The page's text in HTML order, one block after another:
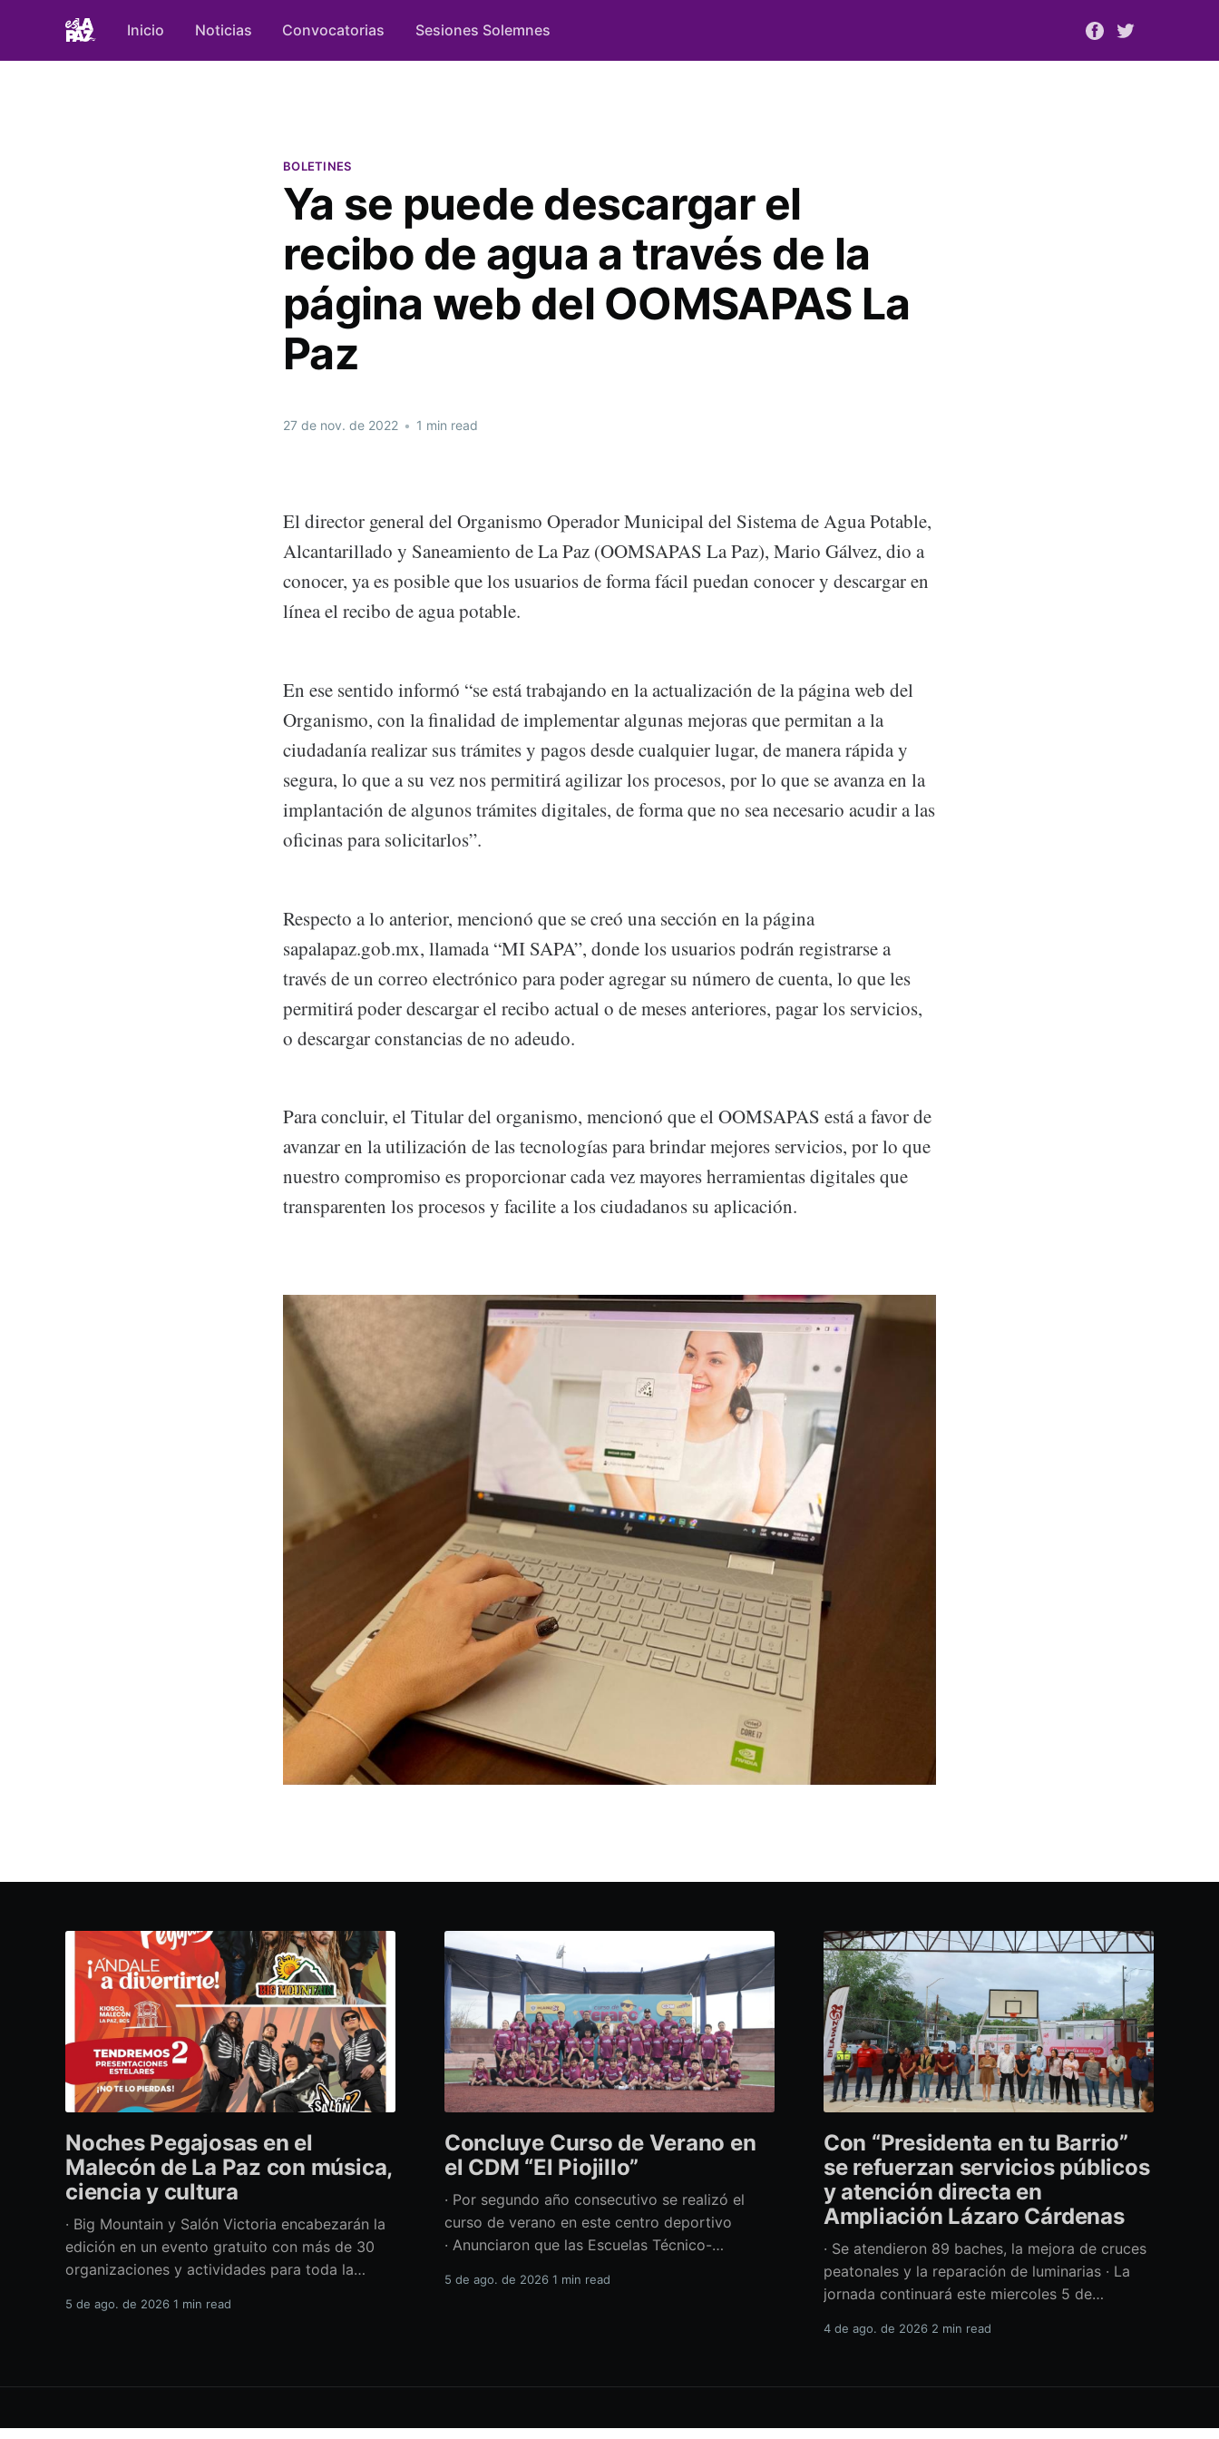
Inicio Noticias Convocatorias Sesiones Solemnes
BOLETINES
Ya se puede descargar el
recibo de agua a través de la
página web del OOMSAPAS La
Paz
27 de nov. de 2022 • 1 min read
El director general del Organismo Operador Municipal del Sistema de Agua Potable,
Alcantarillado y Saneamiento de La Paz (OOMSAPAS La Paz), Mario Gálvez, dio a
conocer, ya es posible que los usuarios de forma fácil puedan conocer y descargar en
línea el recibo de agua potable.
En ese sentido informó “se está trabajando en la actualización de la página web del
Organismo, con la finalidad de implementar algunas mejoras que permitan a la
ciudadanía realizar sus trámites y pagos desde cualquier lugar, de manera rápida y
segura, lo que a su vez nos permitirá agilizar los procesos, por lo que se avanza en la
implantación de algunos trámites digitales, de forma que no sea necesario acudir a las
oficinas para solicitarlos”.
Respecto a lo anterior, mencionó que se creó una sección en la página
sapalapaz.gob.mx, llamada “MI SAPA”, donde los usuarios podrán registrarse a
través de un correo electrónico para poder agregar su número de cuenta, lo que les
permitirá poder descargar el recibo actual o de meses anteriores, pagar los servicios,
o descargar constancias de no adeudo.
Para concluir, el Titular del organismo, mencionó que el OOMSAPAS está a favor de
avanzar en la utilización de las tecnologías para brindar mejores servicios, por lo que
nuestro compromiso es proporcionar cada vez mayores herramientas digitales que
transparenten los procesos y facilite a los ciudadanos su aplicación.
Noches Pegajosas en el
Malecón de La Paz con música,
ciencia y cultura
· Big Mountain y Salón Victoria encabezarán la
edición en un evento gratuito con más de 30
organizaciones y actividades para toda la
en vivo, divulgación científica y actividades
5 de ago. de 2026 1 min read
Concluye Curso de Verano en
el CDM “El Piojillo”
· Por segundo año consecutivo se realizó el
curso de verano en este centro deportivo
· Anunciaron que las Escuelas Técnico-
actividades el próximo 24 de agosto Con una
5 de ago. de 2026 1 min read
Con “Presidenta en tu Barrio”
se refuerzan servicios públicos
y atención directa en
Ampliación Lázaro Cárdenas
· Se atendieron 89 baches, la mejora de cruces
peatonales y la reparación de luminarias · La
jornada continuará este miercoles 5 de
ante la temporada de lluvias Con el retiro de
además de la atención de casi 450
4 de ago. de 2026 2 min read